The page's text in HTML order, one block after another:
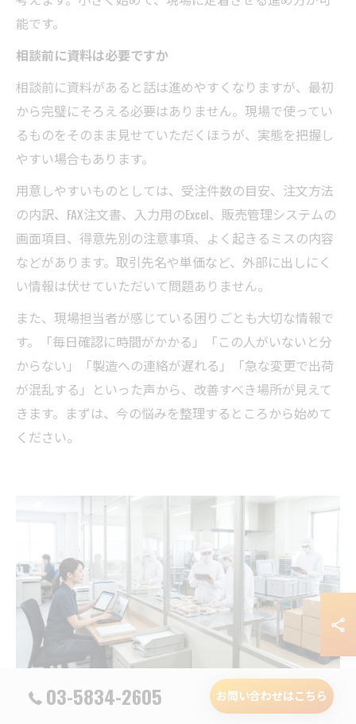
能です。
相談前に資料は必要ですか
相談前に資料があると話は進めやすくなりますが、最初
から完璧にそろえる必要はありません。現場で使ってい
るものをそのまま見せていただくほうが、実態を把握し
やすい場合もあります。
用意しやすいものとしては、受注件数の目安、注文方法
の内訳、FAX注文書、入力用のExcel、販売管理システムの
画面項目、得意先別の注意事項、よく起きるミスの内容
などがあります。取引先名や単価など、外部に出しにく
い情報は伏せていただいて問題ありません。
また、現場担当者が感じている困りごとも大切な情報で
す。「毎日確認に時間がかかる」「この人がいないと分
からない」「製造への連絡が遅れる」「急な変更で出荷
が混乱する」といった声から、改善すべき場所が見えて
きます。まずは、今の悩みを整理するところから始めて
ください。
改善を成果につなげる
03-5834-2605 お問い合わせはこちら